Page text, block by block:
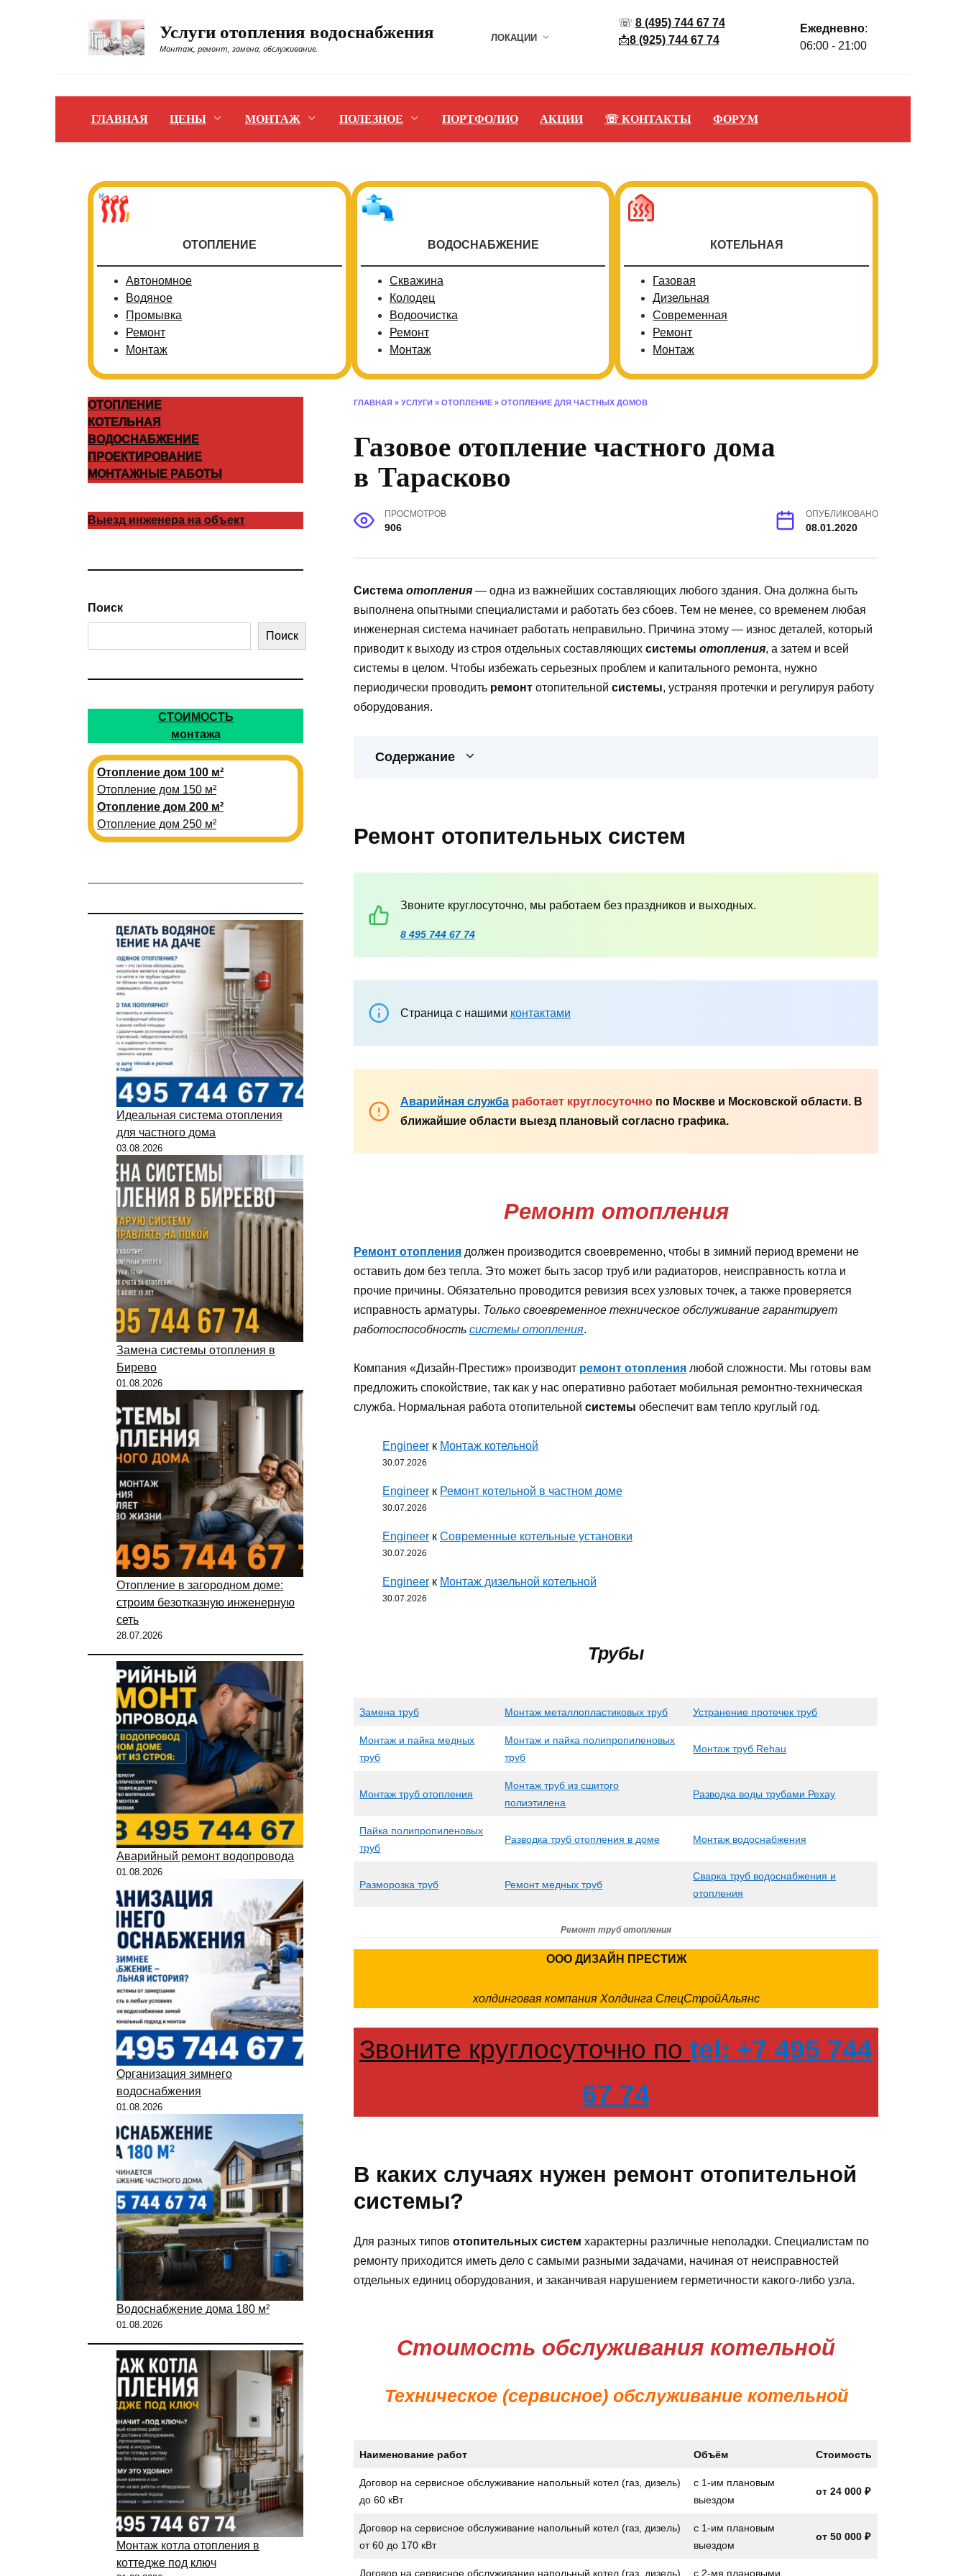
Услуги отопления водоснабжения
Монтаж, ремонт, замена, обслуживание.
ЛОКАЦИИ
☏ 8 (495) 744 67 74
📩8 (925) 744 67 74
Ежедневно:
06:00 - 21:00
ГЛАВНАЯ ЦЕНЫ МОНТАЖ ПОЛЕЗНОЕ ПОРТФОЛИО АКЦИИ ☏ КОНТАКТЫ ФОРУМ
ОТОПЛЕНИЕ
Автономное
Водяное
Промывка
Ремонт
Монтаж
ВОДОСНАБЖЕНИЕ
Скважина
Колодец
Водоочистка
Ремонт
Монтаж
КОТЕЛЬНАЯ
Газовая
Дизельная
Современная
Ремонт
Монтаж
ГЛАВНАЯ » УСЛУГИ » ОТОПЛЕНИЕ » ОТОПЛЕНИЕ ДЛЯ ЧАСТНЫХ ДОМОВ
Газовое отопление частного дома
в Тарасково
ПРОСМОТРОВ
906
ОПУБЛИКОВАНО
08.01.2020
Система отопления — одна из важнейших составляющих любого здания. Она должна быть
выполнена опытными специалистами и работать без сбоев. Тем не менее, со временем любая
инженерная система начинает работать неправильно. Причина этому — износ деталей, который
приводит к выходу из строя отдельных составляющих системы отопления, а затем и всей
системы в целом. Чтобы избежать серьезных проблем и капитального ремонта, нужно
периодически проводить ремонт отопительной системы, устраняя протечки и регулируя работу
оборудования.
Содержание
Ремонт отопительных систем
Звоните круглосуточно, мы работаем без праздников и выходных.
8 495 744 67 74
Страница с нашими контактами
Аварийная служба работает круглосуточно по Москве и Московской области. В
ближайшие области выезд плановый согласно графика.
Ремонт отопления
Ремонт отопления должен производится своевременно, чтобы в зимний период времени не
оставить дом без тепла. Это может быть засор труб или радиаторов, неисправность котла и
прочие причины. Обязательно проводится ревизия всех узловых точек, а также проверяется
исправность арматуры. Только своевременное техническое обслуживание гарантирует
работоспособность системы отопления.
Компания «Дизайн-Престиж» производит ремонт отопления любой сложности. Мы готовы вам
предложить спокойствие, так как у нас оперативно работает мобильная ремонтно-техническая
служба. Нормальная работа отопительной системы обеспечит вам тепло круглый год.
Engineer к Монтаж котельной
30.07.2026
Engineer к Ремонт котельной в частном доме
30.07.2026
Engineer к Современные котельные установки
30.07.2026
Engineer к Монтаж дизельной котельной
30.07.2026
Трубы
Замена труб Монтаж металлопластиковых труб Устранение протечек труб
Монтаж и пайка медных
труб
Монтаж и пайка полипропиленовых
труб
Монтаж труб Rehau
Монтаж труб отопления
Монтаж труб из сшитого
полиэтилена
Разводка воды трубами Рехау
Пайка полипропиленовых
труб
Разводка труб отопления в доме Монтаж водоснабжения
Разморозка труб Ремонт медных труб
Сварка труб водоснабжения и
отопления
Ремонт труб отопления
ООО ДИЗАЙН ПРЕСТИЖ
холдинговая компания Холдинга СпецСтройАльянс
Звоните круглосуточно по tel: +7 495 744
67 74
В каких случаях нужен ремонт отопительной
системы?
Для разных типов отопительных систем характерны различные неполадки. Специалистам по
ремонту приходится иметь дело с самыми разными задачами, начиная от неисправностей
отдельных единиц оборудования, и заканчивая нарушением герметичности какого-либо узла.
Стоимость обслуживания котельной
Техническое (сервисное) обслуживание котельной
Наименование работ Объём Стоимость
Договор на сервисное обслуживание напольный котел (газ, дизель)
до 60 кВт
с 1-им плановым
выездом
от 24 000 ₽
Договор на сервисное обслуживание напольный котел (газ, дизель)
от 60 до 170 кВт
с 1-им плановым
выездом
от 50 000 ₽
Договор на сервисное обслуживание напольный котел (газ, дизель) с 2-мя плановыми
ОТОПЛЕНИЕ
КОТЕЛЬНАЯ
ВОДОСНАБЖЕНИЕ
ПРОЕКТИРОВАНИЕ
МОНТАЖНЫЕ РАБОТЫ
Выезд инженера на объект
Поиск
Поиск
СТОИМОСТЬ
монтажа
Отопление дом 100 м²
Отопление дом 150 м²
Отопление дом 200 м²
Отопление дом 250 м²
Идеальная система отопления
для частного дома
03.08.2026
Замена системы отопления в
Бирево
01.08.2026
Отопление в загородном доме:
строим безотказную инженерную
сеть
28.07.2026
Аварийный ремонт водопровода
01.08.2026
Организация зимнего
водоснабжения
01.08.2026
Водоснабжение дома 180 м²
01.08.2026
Монтаж котла отопления в
коттедже под ключ